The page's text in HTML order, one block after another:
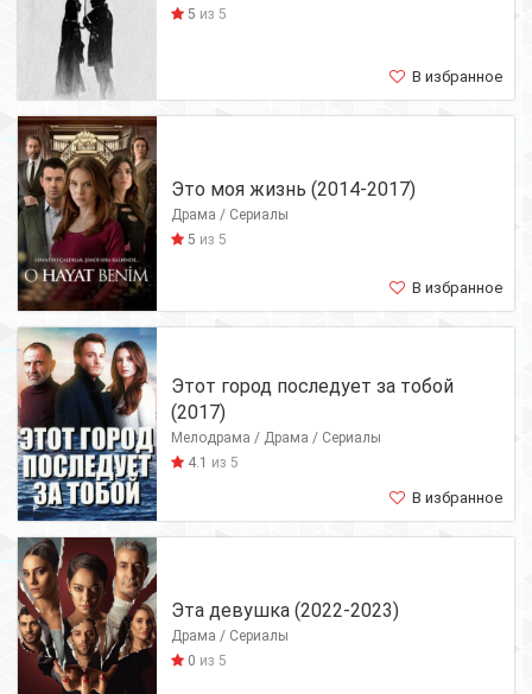
5 из 5
В избранное
Это моя жизнь (2014-2017)
Драма / Сериалы
5 из 5
В избранное
Этот город последует за тобой
(2017)
Мелодрама / Драма / Сериалы
4.1 из 5
В избранное
Эта девушка (2022-2023)
Драма / Сериалы
0 из 5